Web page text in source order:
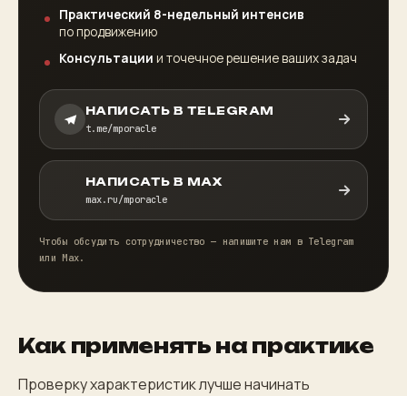
Практический 8-недельный интенсив
по продвижению
Консультации и точечное решение ваших задач
НАПИСАТЬ В TELEGRAM
t.me/mporacle
НАПИСАТЬ В MAX
max.ru/mporacle
Чтобы обсудить сотрудничество — напишите нам в Telegram
или Max.
Как применять на практике
Проверку характеристик лучше начинать